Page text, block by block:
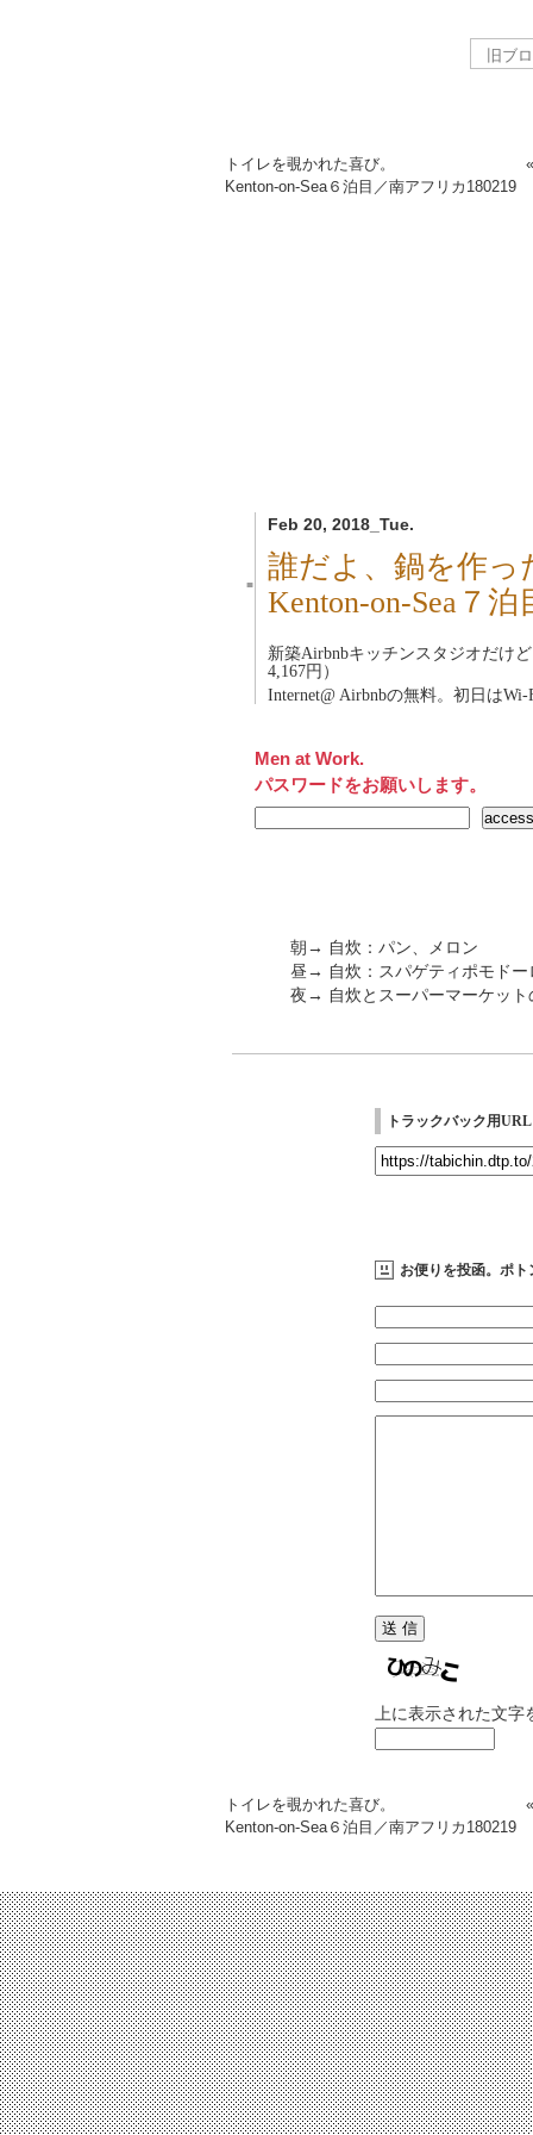
トイレを覗かれた喜び。
Kenton-on-Sea６泊目／南アフリカ 180219
Feb 20, 2018_Tue.
■
誰だよ、鍋を作っ
Kenton-on-Sea７
新築Airbnbキッチンスタジオだけ
4,167円）
Internet@ Airbnbの無料。初日は
Men at Work.
パスワードをお願いします。
朝→ 自炊：パン、メロン
昼→ 自炊：スパゲティポモドー
夜→ 自炊とスーパーマーケット
トラックバック用URL
お便りを投函。ポト
上に表示された文
トイレを覗かれた喜び。
Kenton-on-Sea６泊目／南アフリカ 180219